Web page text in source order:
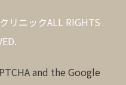
リニックALL RIGHTS
and the Google